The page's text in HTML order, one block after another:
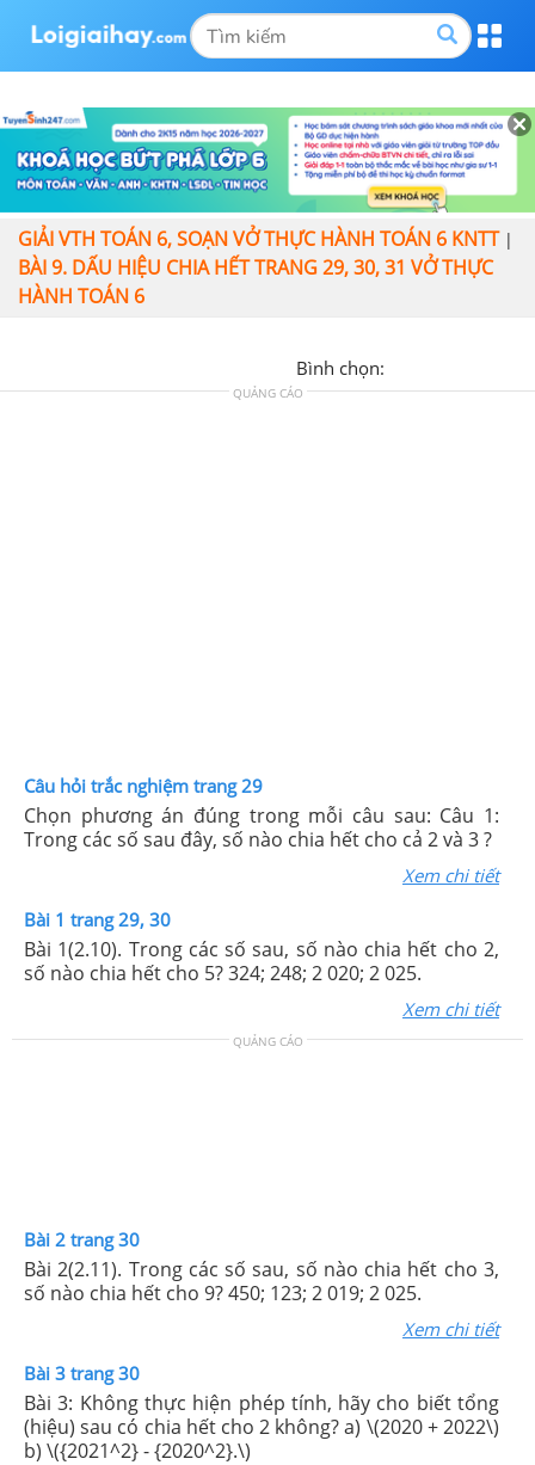
GIẢI VTH TOÁN 6, SOẠN VỞ THỰC HÀNH TOÁN 6 KNTT|
BÀI 9. DẤU HIỆU CHIA HẾT TRANG 29, 30, 31 VỞ THỰC
HÀNH TOÁN 6
Bình chọn:
QUẢNG CÁO
Câu hỏi trắc nghiệm trang 29
Chọn phương án đúng trong mỗi câu sau: Câu 1:
Trong các số sau đây, số nào chia hết cho cả 2 và 3 ?
Xem chi tiết
Bài 1 trang 29, 30
Bài 1(2.10). Trong các số sau, số nào chia hết cho 2,
số nào chia hết cho 5? 324; 248; 2 020; 2 025.
Xem chi tiết
QUẢNG CÁO
Bài 2 trang 30
Bài 2(2.11). Trong các số sau, số nào chia hết cho 3,
số nào chia hết cho 9? 450; 123; 2 019; 2 025.
Xem chi tiết
Bài 3 trang 30
Bài 3: Không thực hiện phép tính, hãy cho biết tổng
(hiệu) sau có chia hết cho 2 không? a) \(2020 + 2022\)
b) \({2021^2} - {2020^2}.\)